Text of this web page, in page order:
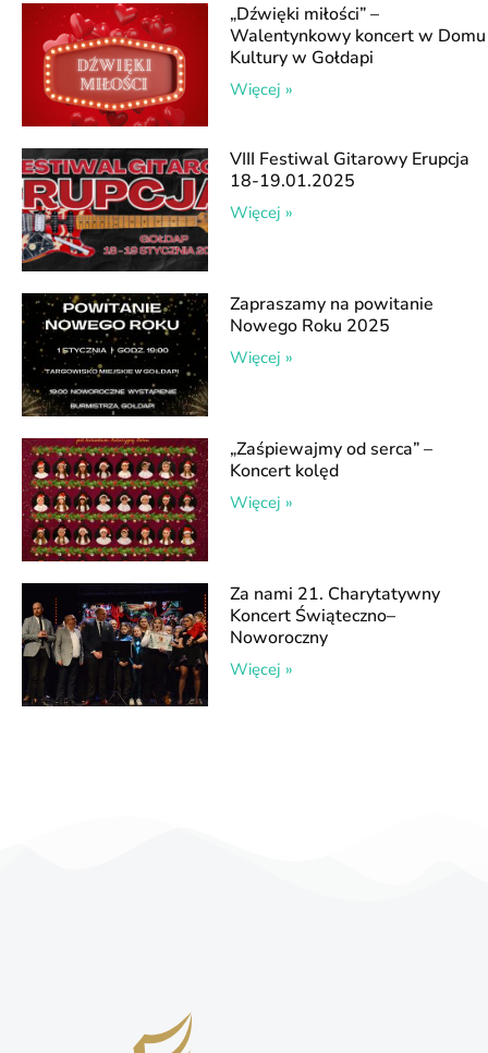
„Dźwięki miłości” –
Walentynkowy koncert w Domu
Kultury w Gołdapi
Więcej »
VIII Festiwal Gitarowy Erupcja
18-19.01.2025
Więcej »
Zapraszamy na powitanie
Nowego Roku 2025
Więcej »
„Zaśpiewajmy od serca” –
Koncert kolęd
Więcej »
Za nami 21. Charytatywny
Koncert Świąteczno–
Noworoczny
Więcej »